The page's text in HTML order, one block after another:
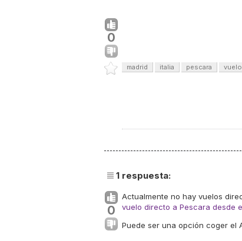
0
madrid italia pescara
1 respuesta:
0
Actualmente no hay vuelos
vuelo directo a Pescara desde
Puede ser una opción coger el